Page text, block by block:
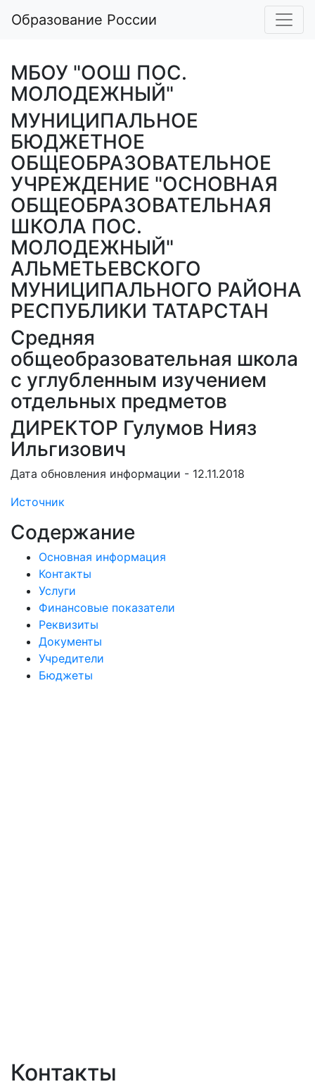
Образование России
МБОУ "ООШ ПОС.
МОЛОДЕЖНЫЙ"
МУНИЦИПАЛЬНОЕ
БЮДЖЕТНОЕ
ОБЩЕОБРАЗОВАТЕЛЬНОЕ
УЧРЕЖДЕНИЕ "ОСНОВНАЯ
ОБЩЕОБРАЗОВАТЕЛЬНАЯ
ШКОЛА ПОС.
МОЛОДЕЖНЫЙ"
АЛЬМЕТЬЕВСКОГО
МУНИЦИПАЛЬНОГО РАЙОНА
РЕСПУБЛИКИ ТАТАРСТАН
Средняя
общеобразовательная школа
с углубленным изучением
отдельных предметов
ДИРЕКТОР Гулумов Нияз
Ильгизович
Дата обновления информации - 12.11.2018
Источник
Содержание
Основная информация
Контакты
Услуги
Финансовые показатели
Реквизиты
Документы
Учредители
Бюджеты
Контакты